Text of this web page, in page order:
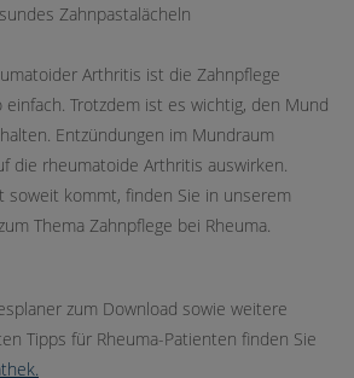
Zahnpastalächeln
Arthritis ist die Zahnpflege
Trotzdem ist es wichtig, den Mund
Entzündungen im Mundraum
die rheumatoide Arthritis auswirken.
soweit kommt, finden Sie in unserem
Thema Zahnpflege bei Rheuma.
zum Download sowie weitere
Tipps für Rheuma-Patienten finden Sie